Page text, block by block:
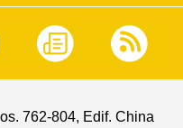
762-804, Edif. China